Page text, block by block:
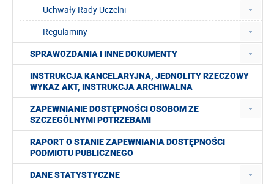
Uchwały Rady Uczelni
Regulaminy
SPRAWOZDANIA I INNE DOKUMENTY
INSTRUKCJA KANCELARYJNA, JEDNOLITY RZECZOWY
WYKAZ AKT, INSTRUKCJA ARCHIWALNA
ZAPEWNIANIE DOSTĘPNOŚCI OSOBOM ZE
SZCZEGÓLNYMI POTRZEBAMI
RAPORT O STANIE ZAPEWNIANIA DOSTĘPNOŚCI
PODMIOTU PUBLICZNEGO
DANE STATYSTYCZNE